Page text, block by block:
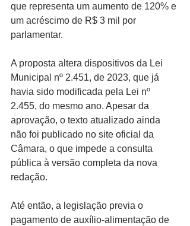
que representa um aumento de 120% e
um acréscimo de R$ 3 mil por
parlamentar.
A proposta altera dispositivos da Lei
Municipal nº 2.451, de 2023, que já
havia sido modificada pela Lei nº
2.455, do mesmo ano. Apesar da
aprovação, o texto atualizado ainda
não foi publicado no site oficial da
Câmara, o que impede a consulta
pública à versão completa da nova
redação.
Até então, a legislação previa o
pagamento de auxílio-alimentação de